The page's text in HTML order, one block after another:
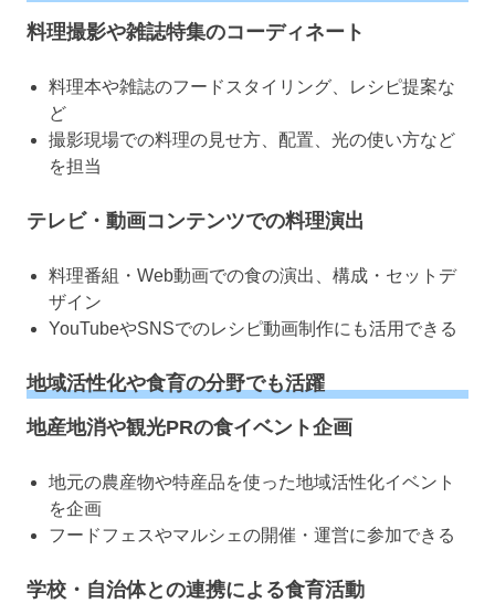
料理撮影や雑誌特集のコーディネート
料理本や雑誌のフードスタイリング、レシピ提案な
ど
撮影現場での料理の見せ方、配置、光の使い方など
を担当
テレビ・動画コンテンツでの料理演出
料理番組・Web動画での食の演出、構成・セットデ
ザイン
YouTubeやSNSでのレシピ動画制作にも活用できる
地域活性化や食育の分野でも活躍
地産地消や観光PRの食イベント企画
地元の農産物や特産品を使った地域活性化イベント
を企画
フードフェスやマルシェの開催・運営に参加できる
学校・自治体との連携による食育活動